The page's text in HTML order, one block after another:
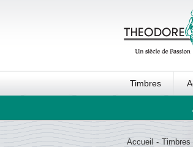
Timbres
Ordre au panier
Accueil - Timbres